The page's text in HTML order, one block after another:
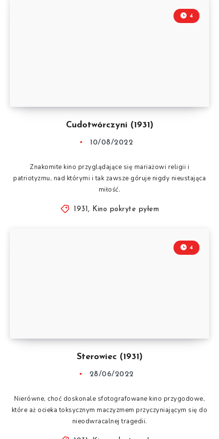
Cudotwórczyni (1931)
4
10/08/2022
Znakomite kino przyglądające się mariażowi religii i
patriotyzmu, nad którymi i tak zawsze góruje nigdy nieustająca
miłość.
1931, Kino pokryte pyłem
Sterowiec (1931)
4
28/06/2022
Nierówne, choć doskonale sfotografowane kino przygodowe,
które aż ocieka toksycznym maczyzmem przyczyniającym się do
nieodwracalnej tragedii.